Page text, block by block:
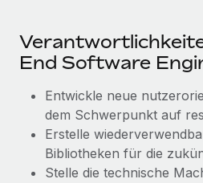
Mühelose Verwaltung von
Neues zu Remote-
Gusto und Zero und
Plus
Auch im neuen Jahr wollen wir
aller Größen dabei unterstützen,
Mehr erfahren
End Software
Entwickle neue
dem Schwerpunkt auf
Erstelle
Bibliotheken für die
Stelle die technische